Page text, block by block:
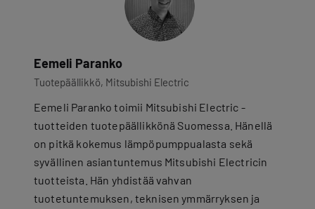
Eemeli Paranko
Tuotepäällikkö, Mitsubishi Electric
Eemeli Paranko toimii Mitsubishi Electric -
tuotteiden tuotepäällikkönä Suomessa. Hänellä
on pitkä kokemus lämpöpumppualasta sekä
syvällinen asiantuntemus Mitsubishi Electricin
tuotteista. Hän yhdistää vahvan
tuotetuntemuksen, teknisen ymmärryksen ja